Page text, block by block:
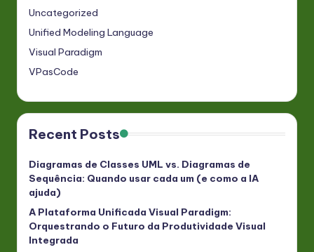
Uncategorized
Unified Modeling Language
Visual Paradigm
VPasCode
Recent Posts
Diagramas de Classes UML vs. Diagramas de
Sequência: Quando usar cada um (e como a IA
ajuda)
A Plataforma Unificada Visual Paradigm:
Orquestrando o Futuro da Produtividade Visual
Integrada